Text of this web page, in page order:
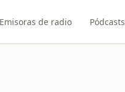
Emisoras de radio Pódcasts